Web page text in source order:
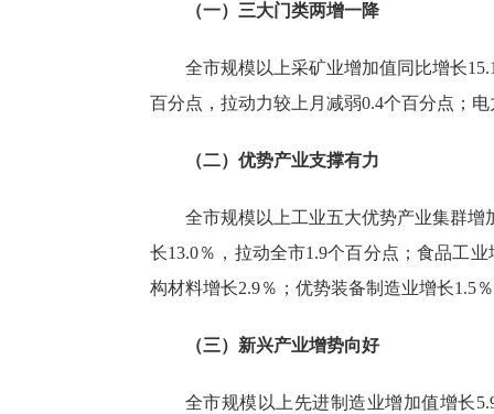
（一）三大门类两增一降
全市规模以上采矿业增加值同比增长
百分点，拉动力较上月减弱0.4个百分点；
（二）优势产业支撑有力
全市规模以上工业五大优势产业集群增
长13.0％，拉动全市1.9个百分点；食品工
构材料增长2.9％；优势装备制造业增长1.5
（三）新兴产业增势向好
全市规模以上先进制造业增加值增长